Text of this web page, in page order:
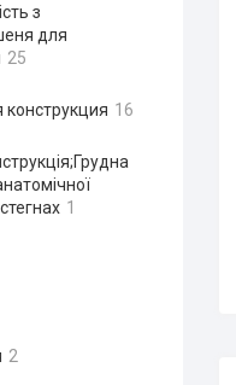
з
для
25
16
1
2